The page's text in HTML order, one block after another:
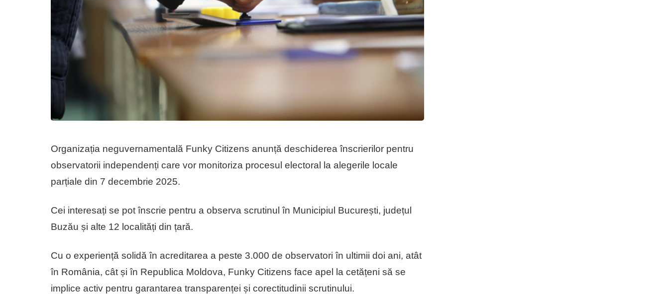
Organizația neguvernamentală Funky Citizens anunță deschiderea înscrierilor pentru
observatorii independenți care vor monitoriza procesul electoral la alegerile locale
parțiale din 7 decembrie 2025.
Cei interesați se pot înscrie pentru a observa scrutinul în Municipiul București, județul
Buzău și alte 12 localități din țară.
Cu o experiență solidă în acreditarea a peste 3.000 de observatori în ultimii doi ani, atât
în România, cât și în Republica Moldova, Funky Citizens face apel la cetățeni să se
implice activ pentru garantarea transparenței și corectitudinii scrutinului.